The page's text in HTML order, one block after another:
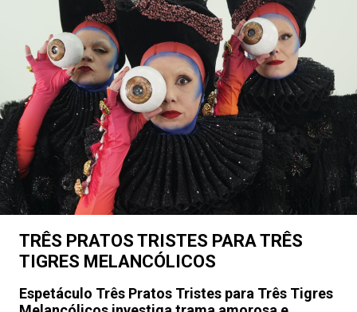
TRÊS PRATOS TRISTES PARA TRÊS
TIGRES MELANCÓLICOS
Espetáculo Três Pratos Tristes para Três Tigres